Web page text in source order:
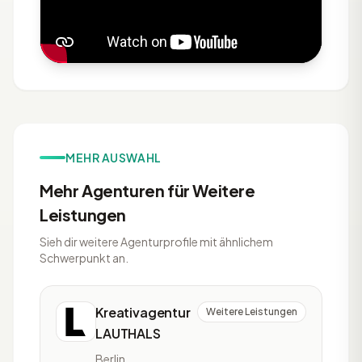
MEHR AUSWAHL
Mehr Agenturen für Weitere
Leistungen
Sieh dir weitere Agenturprofile mit ähnlichem
Schwerpunkt an.
Kreativagentur
LAUTHALS
Weitere Leistungen
Berlin